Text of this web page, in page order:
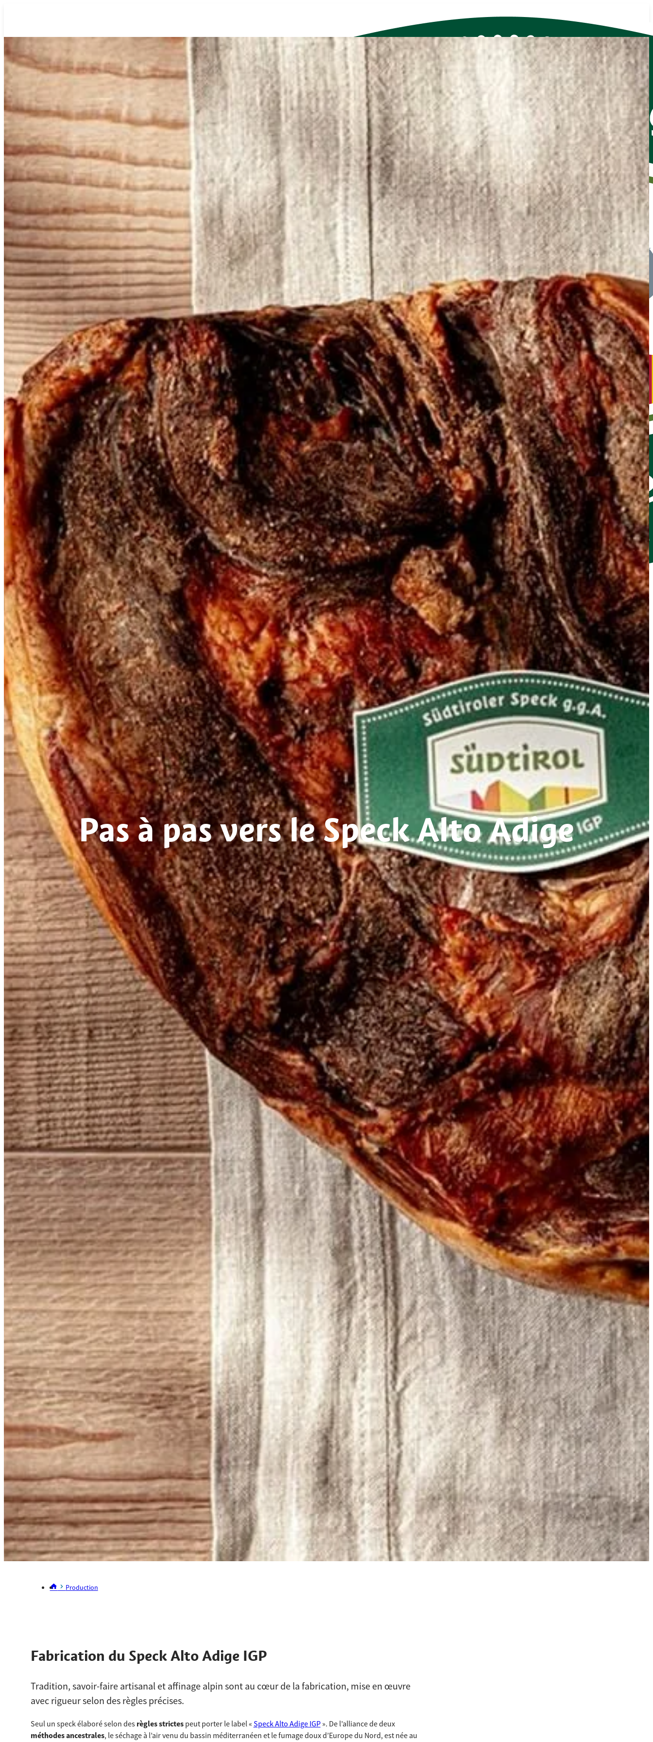
Pas à pas vers le Speck Alto Adige
Production
Fabrication du Speck Alto Adige IGP
Tradition, savoir-faire artisanal et affinage alpin sont au cœur de la fabrication, mise en œuvre
avec rigueur selon des règles précises.
Seul un speck élaboré selon desrègles strictes peut porter le label « Speck Alto Adige IGP». De l’alliance de deux
méthodes ancestrales, le séchage à l’air venu du bassin méditerranéen et le fumage doux d’Europe du Nord, est née au